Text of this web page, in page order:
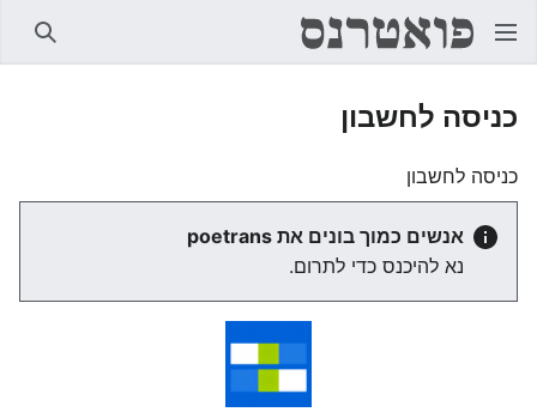
כניסה לחשבון
כניסה לחשבון
אנשים כמוך בונים את poetrans
נא להיכנס כדי לתרום.